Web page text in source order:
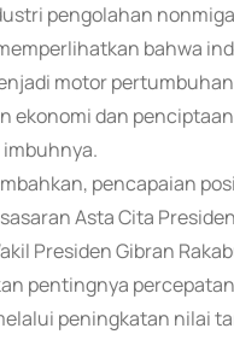
pengolahan
bahwa
motor
ekonomi dan
pencapaian
Asta Cita
Presiden Gibran
pentingnya percepatan
peningkatan nilai